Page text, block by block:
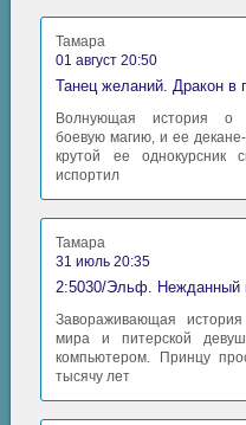
Тамара
01 август 20:50
Танец желаний. Дракон в
Волнующая история о
боевую магию, и ее
крутой ее однокурсник
испортил
Тамара
31 июль 20:35
2:5030/Эльф. Нежданный
Завораживающая
мира и питерской
компьютером. Принцу
тысячу лет